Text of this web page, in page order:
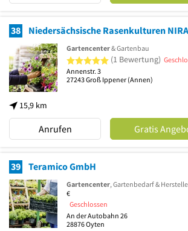
38 Niedersächsische Rasenkulturen
15,9 km
Gartencenter& Gartenbau
5 von 5 Sternen
(1 Bewertung)
Annenstr. 3
27243Groß Ippener(Annen)
Anrufen Gratis
39 Teramico GmbH
Gartencenter, Gartenbedarf &
€
Geschlossen
An der Autobahn 26
28876Oyten